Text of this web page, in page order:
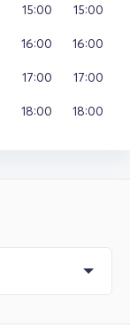
15:00
16:00
17:00
18:00
15:00
16:00
17:00
18:00